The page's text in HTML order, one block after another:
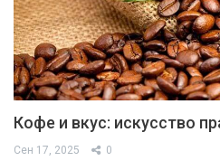
Кофе и вкус: искусство
Сен 17, 2025 0